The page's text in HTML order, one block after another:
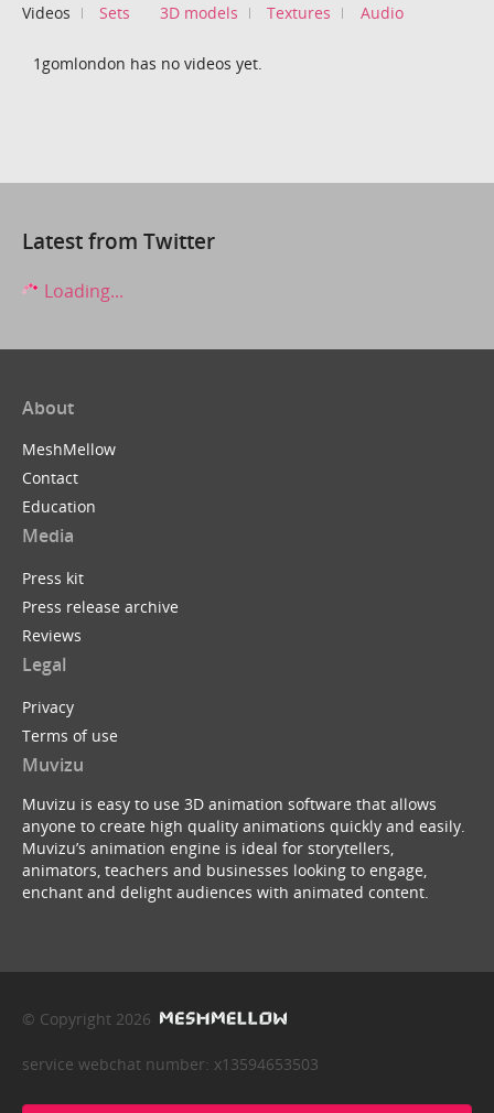
Videos Sets 3D models Textures Audio
1gomlondon has no videos yet.
Latest from Twitter
Loading...
About
MeshMellow
Contact
Education
Media
Press kit
Press release archive
Reviews
Legal
Privacy
Terms of use
Muvizu
Muvizu is easy to use 3D animation software that allows
anyone to create high quality animations quickly and easily.
Muvizu’s animation engine is ideal for storytellers,
animators, teachers and businesses looking to engage,
enchant and delight audiences with animated content.
© Copyright 2026
service webchat number: x13594653503